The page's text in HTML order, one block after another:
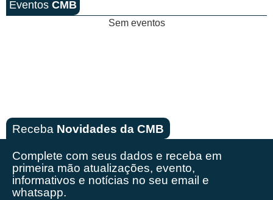
Eventos CMB
Sem eventos
Receba Novidades da CMB
Complete com seus dados e receba em
primeira mão atualizações, evento,
informativos e notícias no seu email e
whatsapp.